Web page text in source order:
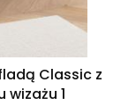
Classic z
1